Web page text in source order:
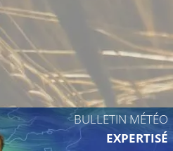
BULLETIN MÉTÉO
EXPERTISÉ